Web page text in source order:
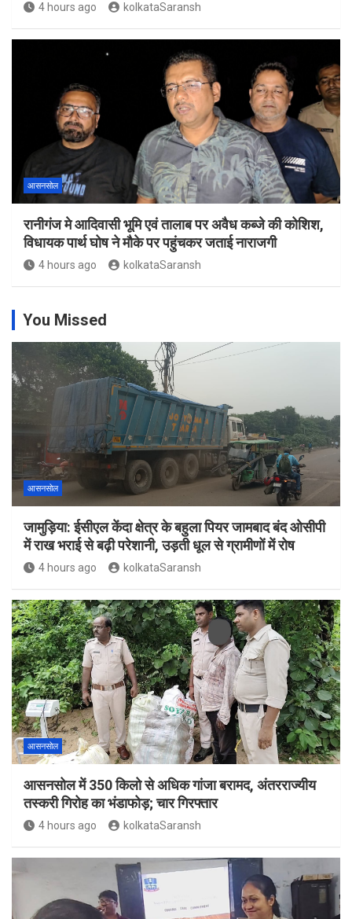
4 hours ago kolkataSaransh
आसनसोल
रानीगंज मे आदिवासी भूमि एवं तालाब पर अवैध कब्जे की कोशिश,
विधायक पार्थ घोष ने मौके पर पहुंचकर जताई नाराजगी
4 hours ago kolkataSaransh
You Missed
आसनसोल
जामुड़िया: ईसीएल केंदा क्षेत्र के बहुला पियर जामबाद बंद ओसीपी
में राख भराई से बढ़ी परेशानी, उड़ती धूल से ग्रामीणों में रोष
4 hours ago kolkataSaransh
आसनसोल
आसनसोल में 350 किलो से अधिक गांजा बरामद, अंतरराज्यीय
तस्करी गिरोह का भंडाफोड़; चार गिरफ्तार
4 hours ago kolkataSaransh